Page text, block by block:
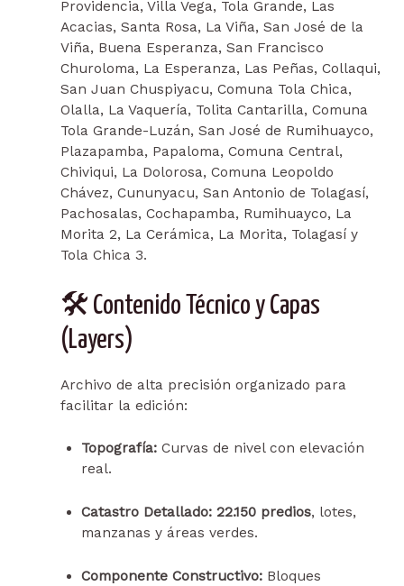
Providencia, Villa Vega, Tola Grande, Las
Acacias, Santa Rosa, La Viña, San José de la
Viña, Buena Esperanza, San Francisco
Churoloma, La Esperanza, Las Peñas, Collaqui,
San Juan Chuspiyacu, Comuna Tola Chica,
Olalla, La Vaquería, Tolita Cantarilla, Comuna
Tola Grande-Luzán, San José de Rumihuayco,
Plazapamba, Papaloma, Comuna Central,
Chiviqui, La Dolorosa, Comuna Leopoldo
Chávez, Cununyacu, San Antonio de Tolagasí,
Pachosalas, Cochapamba, Rumihuayco, La
Morita 2, La Cerámica, La Morita, Tolagasí y
Tola Chica 3.
🛠️ Contenido Técnico y Capas
(Layers)
Archivo de alta precisión organizado para
facilitar la edición:
Topografía:Curvas de nivel con elevación
real.
Catastro Detallado: 22.150 predios, lotes,
manzanas y áreas verdes.
Componente Constructivo:Bloques